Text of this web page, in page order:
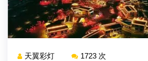
天翼彩灯 1723 次